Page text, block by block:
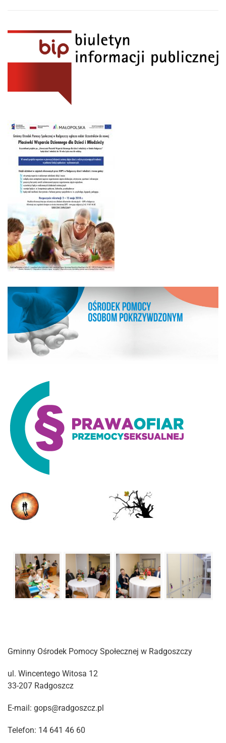
Gminny Ośrodek Pomocy Społecznej w Radgoszczy
ul. Wincentego Witosa 12
33-207 Radgoszcz
E-mail: gops@radgoszcz.pl
Telefon: 14 641 46 60